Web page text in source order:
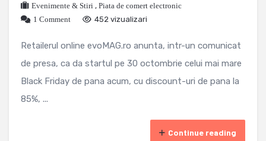
Evenimente & Stiri , Piata de comert electronic
1 Comment
452 vizualizari
Retailerul online evoMAG.ro anunta, intr-un comunicat
de presa, ca da startul pe 30 octombrie celui mai mare
Black Friday de pana acum, cu discount-uri de pana la
85%, ...
Continue reading